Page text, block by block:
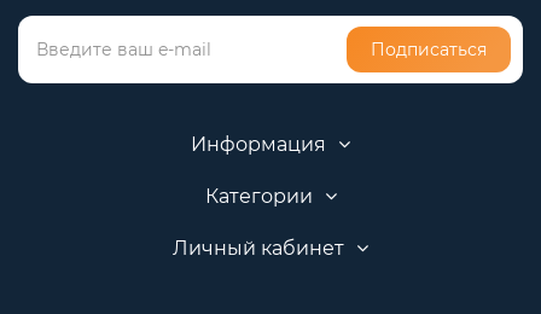
Подписаться
Информация
Категории
Личный кабинет